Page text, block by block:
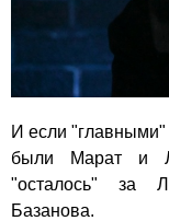
И если
были Марат и
"осталось" за
Базанова.